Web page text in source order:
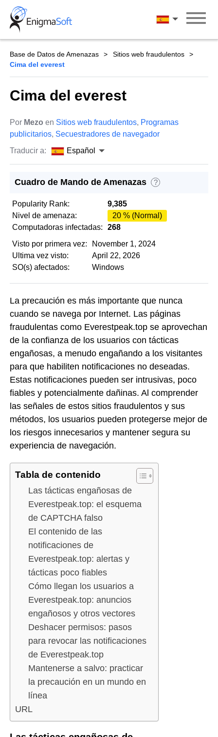
Skip
content
Español
Base de Datos de Amenazas
Sitios web fraudulentos
Cima del everest
Cima del everest
Por Mezo en Sitios web fraudulentos, Programas
publicitarios, Secuestradores de navegador
Traducir a:
Español
Cuadro de Mando de Amenazas ?
Popularity Rank:
9,385
Nivel de amenaza:
20 % (Normal)
Computadoras infectadas:
268
Visto por primera vez:
November 1, 2024
Ultima vez visto:
April 22, 2026
SO(s) afectados:
Windows
La precaución es más importante que nunca
cuando se navega por Internet. Las páginas
fraudulentas como Everestpeak.top se aprovechan
de la confianza de los usuarios con tácticas
engañosas, a menudo engañando a los visitantes
para que habiliten notificaciones no deseadas.
Estas notificaciones pueden ser intrusivas, poco
fiables y potencialmente dañinas. Al comprender
las señales de estos sitios fraudulentos y sus
métodos, los usuarios pueden protegerse mejor de
los riesgos innecesarios y mantener segura su
experiencia de navegación.
Tabla de contenido
Las tácticas engañosas de
Everestpeak.top: el esquema
de CAPTCHA falso
El contenido de las
notificaciones de
Everestpeak.top: alertas y
tácticas poco fiables
Cómo llegan los usuarios a
Everestpeak.top: anuncios
engañosos y otros vectores
Deshacer permisos: pasos
para revocar las notificaciones
de Everestpeak.top
Mantenerse a salvo: practicar
la precaución en un mundo en
línea
URL